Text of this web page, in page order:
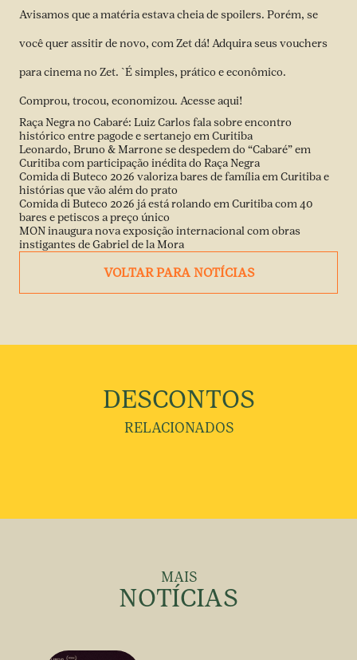
Avisamos que a matéria estava cheia de spoilers. Porém, se
você quer assitir de novo, com Zet dá! Adquira seus vouchers
para cinema no Zet. `É simples, prático e econômico.
Comprou, trocou, economizou. Acesse aqui!
Raça Negra no Cabaré: Luiz Carlos fala sobre encontro
histórico entre pagode e sertanejo em Curitiba
Leonardo, Bruno & Marrone se despedem do “Cabaré” em
Curitiba com participação inédita do Raça Negra
Comida di Buteco 2026 valoriza bares de família em Curitiba e
histórias que vão além do prato
Comida di Buteco 2026 já está rolando em Curitiba com 40
bares e petiscos a preço único
MON inaugura nova exposição internacional com obras
instigantes de Gabriel de la Mora
VOLTAR PARA NOTÍCIAS
DESCONTOS
RELACIONADOS
MAIS
NOTÍCIAS